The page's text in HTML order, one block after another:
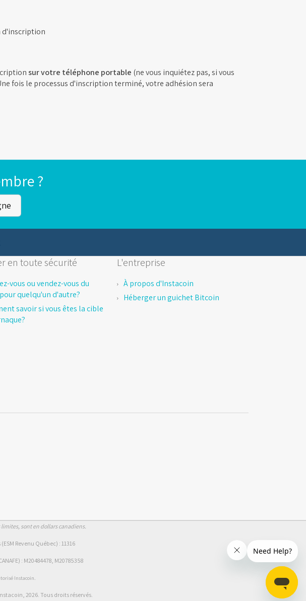
d'inscription
sur votre téléphone portable (ne vous inquiétez pas, si vous
fois le processus d'inscription terminé, votre adhésion sera
?
en toute sécurité
vous ou vendez-vous du
quelqu'un d'autre?
savoir si vous êtes la cible
L'entreprise
À propos d'Instacoin
Héberger un guichet Bitcoin
limites, sont en dollars canadiens.
Revenu Québec) : 11316
: M20484478, M20785358
Instacoin.
2026. Tous droits réservés.